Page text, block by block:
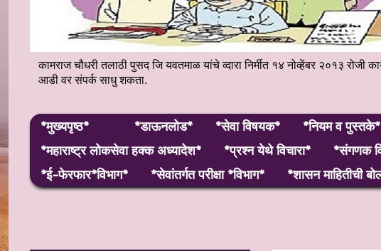
कामराज चौधरी तलाठी पुसद जि यवतमाळ यांचे व्दारा निर्मीत १४ नोव्हेंबर २०१३
आडी वर संपर्क साधु शकता.
*मुख्यपृष्ठ* *डाऊनलोड* *सेवा विषयक* *नियम व पुस्तके*
*महाराष्ट्र लाेकसेवा हक्क अध्यादेश*
*प्रश्न येथे विचारा* *संगणक
*ई-फेरफार*विभाग*
*सेवांतर्गत परीक्षा *विभाग* *शासन माहितीची